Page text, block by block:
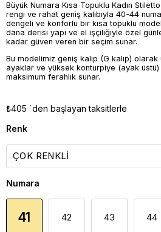
Büyük Numara Kısa Topuklu Kadın
rengi ve rahat geniş kalıbıyla 40-44
dengeli ve konforlu bir kısa topuklu
dana derisi yapı ve el işçiliğiyle özel
kadar güven veren bir seçim sunar.
Bu modelimiz geniş kalıp (G kalıp)
ayaklar ve yüksek konturpiye (ayak üstü)
maksimum ferahlık sunar.
₺405 `den başlayan taksitlerle
Renk
Numara
41 42 43 44